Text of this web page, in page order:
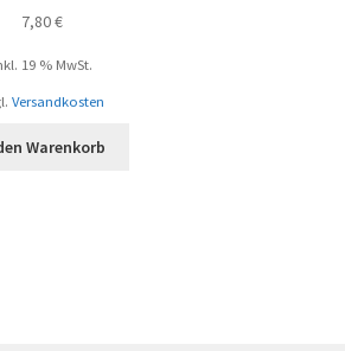
7,80€
19 % MwSt.
Versandkosten
Warenkorb